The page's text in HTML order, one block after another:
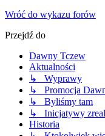
Wróć do wykazu forów
Przejdź do
Dawny Tczew
Aktualności
↳ Wyprawy
↳ Promocja
↳ Byliśmy tam
↳ Inicjatywy
Historia